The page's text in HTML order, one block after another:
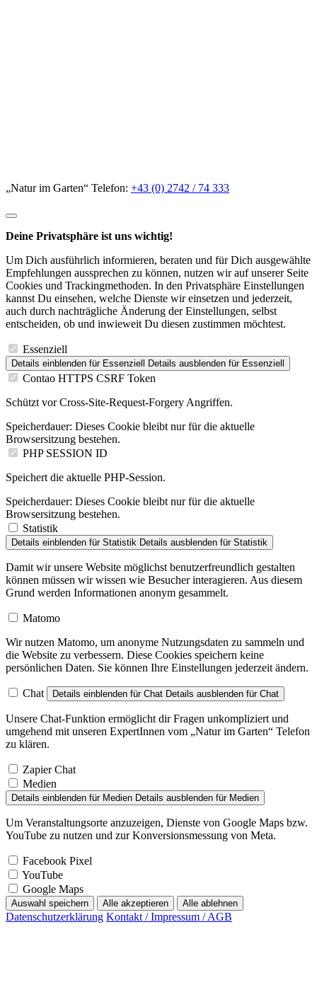
„Natur im Garten“ Telefon: +43 (0) 2742 / 74 333
Deine Privatsphäre ist uns wichtig!
Um Dich ausführlich informieren, beraten und für Dich ausgewählte
Empfehlungen aussprechen zu können, nutzen wir auf unserer Seite
Cookies und Trackingmethoden. In den Privatsphäre Einstellungen
kannst Du einsehen, welche Dienste wir einsetzen und jederzeit,
auch durch nachträgliche Änderung der Einstellungen, selbst
entscheiden, ob und inwieweit Du diesen zustimmen möchtest.
Essenziell
Details einblenden für Essenziell Details ausblenden für Essenziell
Contao HTTPS CSRF Token
Schützt vor Cross-Site-Request-Forgery Angriffen.
Speicherdauer: Dieses Cookie bleibt nur für die aktuelle
Browsersitzung bestehen.
PHP SESSION ID
Speichert die aktuelle PHP-Session.
Speicherdauer: Dieses Cookie bleibt nur für die aktuelle
Browsersitzung bestehen.
Statistik
Details einblenden für Statistik Details ausblenden für Statistik
Damit wir unsere Website möglichst benutzerfreundlich gestalten
können müssen wir wissen wie Besucher interagieren. Aus diesem
Grund werden Informationen anonym gesammelt.
Matomo
Wir nutzen Matomo, um anonyme Nutzungsdaten zu sammeln und
die Website zu verbessern. Diese Cookies speichern keine
persönlichen Daten. Sie können Ihre Einstellungen jederzeit ändern.
Chat Details einblenden für Chat Details ausblenden für Chat
Unsere Chat-Funktion ermöglicht dir Fragen unkompliziert und
umgehend mit unseren ExpertInnen vom „Natur im Garten“ Telefon
zu klären.
Zapier Chat
Medien
Details einblenden für Medien Details ausblenden für Medien
Um Veranstaltungsorte anzuzeigen, Dienste von Google Maps bzw.
YouTube zu nutzen und zur Konversionsmessung von Meta.
Facebook Pixel
YouTube
Google Maps
Auswahl speichern Alle akzeptieren Alle ablehnen
Datenschutzerklärung Kontakt / Impressum / AGB